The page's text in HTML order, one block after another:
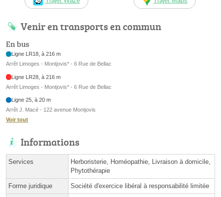
Venir en transports en commun
En bus
Ligne LR18, à 216 m
Arrêt Limoges - Montjovis* - 6 Rue de Bellac
Ligne LR28, à 216 m
Arrêt Limoges - Montjovis* - 6 Rue de Bellac
Ligne 25, à 20 m
Arrêt J. Macé - 122 avenue Montjovis
Voir tout
Informations
Services
Herboristerie, Homéopathie, Livraison à domicile,
Phytothérapie
Forme juridique Société d'exercice libéral à responsabilité limitée